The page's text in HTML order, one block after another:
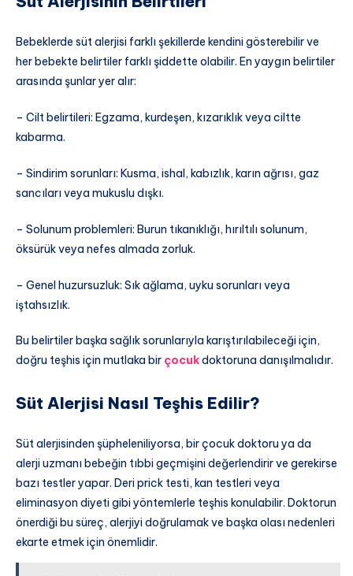
Bebeklerde süt alerjisi farklı şekillerde kendini gösterebilir ve
her bebekte belirtiler farklı şiddette olabilir. En yaygın belirtiler
arasında şunlar yer alır:
– Cilt belirtileri: Egzama, kurdeşen, kızarıklık veya ciltte
kabarma.
– Sindirim sorunları: Kusma, ishal, kabızlık, karın ağrısı, gaz
sancıları veya mukuslu dışkı.
– Solunum problemleri: Burun tıkanıklığı, hırıltılı solunum,
öksürük veya nefes almada zorluk.
– Genel huzursuzluk: Sık ağlama, uyku sorunları veya
iştahsızlık.
Bu belirtiler başka sağlık sorunlarıyla karıştırılabileceği için,
doğru teşhis için mutlaka bir çocukdoktoruna danışılmalıdır.
Süt Alerjisi Nasıl Teşhis Edilir?
Süt alerjisinden şüpheleniliyorsa, bir çocuk doktoru ya da
alerji uzmanı bebeğin tıbbi geçmişini değerlendirir ve gerekirse
bazı testler yapar. Deri prick testi, kan testleri veya
eliminasyon diyeti gibi yöntemlerle teşhis konulabilir. Doktorun
önerdiği bu süreç, alerjiyi doğrulamak ve başka olası nedenleri
ekarte etmek için önemlidir.